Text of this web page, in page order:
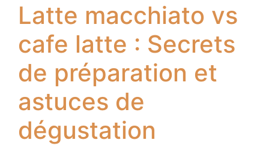
Latte macchiato vs
cafe latte : Secrets
de préparation et
astuces de
dégustation